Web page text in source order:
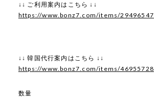
↓↓ ご利用案内はこちら ↓↓
https://www.bonz7.com/items/29496547
↓↓ 韓国代行案内はこちら ↓↓
https://www.bonz7.com/items/46955728
数量